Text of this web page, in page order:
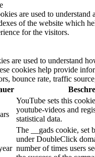
are used to understand
of the website which
for the visitors.
are used to understand
cookies help provide
bounce rate, traffic
YouTube sets this
youtube-videos and
statistical data.
The __gads cookie, set
under DoubleClick
number of times users